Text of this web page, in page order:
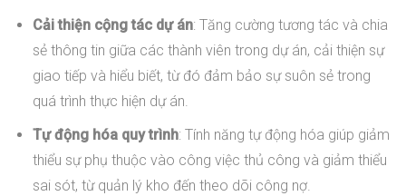
Cải thiện cộng tác dự án: Tăng cường tương tác và chia
sẻ thông tin giữa các thành viên trong dự án, cải thiện sự
giao tiếp và hiểu biết, từ đó đảm bảo sự suôn sẻ trong
quá trình thực hiện dự án.
Tự động hóa quy trình: Tính năng tự động hóa giúp giảm
thiểu sự phụ thuộc vào công việc thủ công và giảm thiểu
sai sót, từ quản lý kho đến theo dõi công nợ.